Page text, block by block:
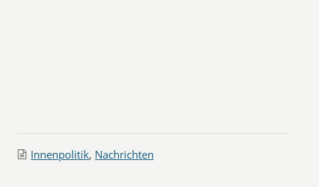
Innenpolitik, Nachrichten